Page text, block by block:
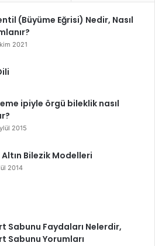
(Büyüme Eğrisi) Nedir, Nasıl
2021
ipiyle örgü bileklik nasıl
2015
Altın Bilezik Modelleri
2014
Sabunu Faydaları Nelerdir,
Sabunu Yorumları